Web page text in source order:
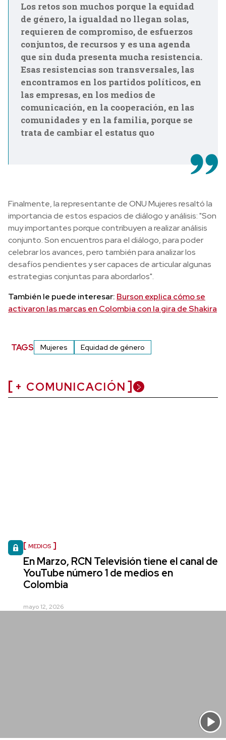
Los retos son muchos porque la equidad
de género, la igualdad no llegan solas,
requieren de compromiso, de esfuerzos
conjuntos, de recursos y es una agenda
que sin duda presenta mucha resistencia.
Esas resistencias son transversales, las
encontramos en los partidos políticos, en
las empresas, en los medios de
comunicación, en la cooperación, en las
comunidades y en la familia, porque se
trata de cambiar el estatus quo
Finalmente, la representante de ONU Mujeres resaltó la
importancia de estos espacios de diálogo y análisis: "Son
muy importantes porque contribuyen a realizar análisis
conjunto. Son encuentros para el diálogo, para poder
celebrar los avances, pero también para analizar los
desafíos pendientes y ser capaces de articular algunas
estrategias conjuntas para abordarlos".
También le puede interesar: Burson explica cómo se
activaron las marcas en Colombia con la gira de Shakira
TAGS Mujeres Equidad de género
+ COMUNICACIÓN
MEDIOS
En Marzo, RCN Televisión tiene el canal de
YouTube número 1 de medios en
Colombia
mayo 12, 2026